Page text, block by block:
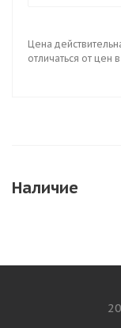
Цена
отличаться от цен
Наличие